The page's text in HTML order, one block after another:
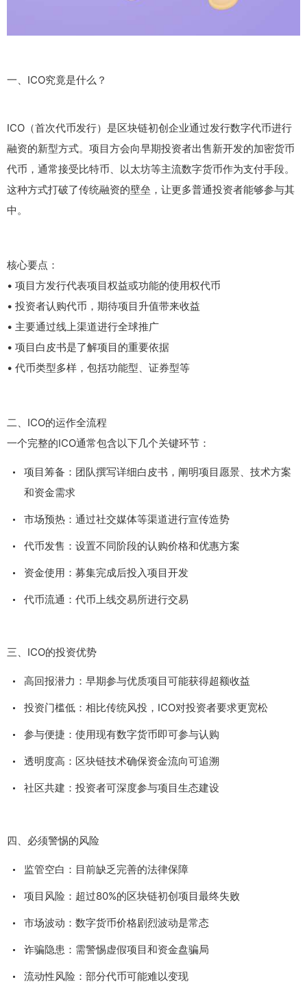
一、ICO究竟是什么？
ICO（首次代币发行）是区块链初创企业通过发行数字代币进行
融资的新型方式。项目方会向早期投资者出售新开发的加密货币
代币，通常接受比特币、以太坊等主流数字货币作为支付手段。
这种方式打破了传统融资的壁垒，让更多普通投资者能够参与其
中。
核心要点：
• 项目方发行代表项目权益或功能的使用权代币
• 投资者认购代币，期待项目升值带来收益
• 主要通过线上渠道进行全球推广
• 项目白皮书是了解项目的重要依据
• 代币类型多样，包括功能型、证券型等
二、ICO的运作全流程
一个完整的ICO通常包含以下几个关键环节：
项目筹备：团队撰写详细白皮书，阐明项目愿景、技术方案
和资金需求
市场预热：通过社交媒体等渠道进行宣传造势
代币发售：设置不同阶段的认购价格和优惠方案
资金使用：募集完成后投入项目开发
代币流通：代币上线交易所进行交易
三、ICO的投资优势
高回报潜力：早期参与优质项目可能获得超额收益
投资门槛低：相比传统风投，ICO对投资者要求更宽松
参与便捷：使用现有数字货币即可参与认购
透明度高：区块链技术确保资金流向可追溯
社区共建：投资者可深度参与项目生态建设
四、必须警惕的风险
监管空白：目前缺乏完善的法律保障
项目风险：超过80%的区块链初创项目最终失败
市场波动：数字货币价格剧烈波动是常态
诈骗隐患：需警惕虚假项目和资金盘骗局
流动性风险：部分代币可能难以变现